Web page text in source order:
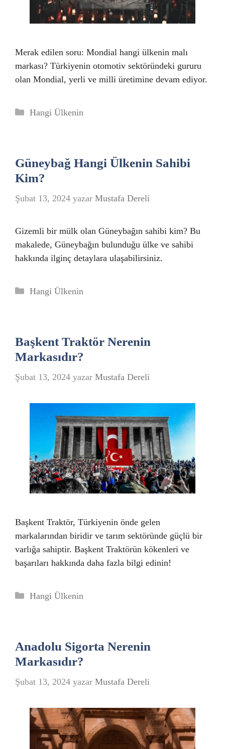
Merak edilen soru: Mondial hangi ülkenin malı
markası? Türkiyenin otomotiv sektöründeki gururu
olan Mondial, yerli ve milli üretimine devam ediyor.
Kategoriler
Hangi Ülkenin
Güneybağ Hangi Ülkenin Sahibi
Kim?
Şubat 13, 2024 yazar Mustafa Dereli
Gizemli bir mülk olan Güneybağın sahibi kim? Bu
makalede, Güneybağın bulunduğu ülke ve sahibi
hakkında ilginç detaylara ulaşabilirsiniz.
Kategoriler
Hangi Ülkenin
Başkent Traktör Nerenin
Markasıdır?
Şubat 13, 2024 yazar Mustafa Dereli
Başkent Traktör, Türkiyenin önde gelen
markalarından biridir ve tarım sektöründe güçlü bir
varlığa sahiptir. Başkent Traktörün kökenleri ve
başarıları hakkında daha fazla bilgi edinin!
Kategoriler
Hangi Ülkenin
Anadolu Sigorta Nerenin
Markasıdır?
Şubat 13, 2024 yazar Mustafa Dereli